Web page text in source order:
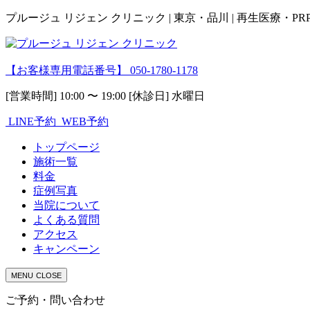
プルージュ リジェン クリニック | 東京・品川 | 再生医療・
【お客様専用電話番号】 050-1780-1178
[営業時間] 10:00 〜 19:00 [休診日] 水曜日
LINE予約 WEB予約
トップページ
施術一覧
料金
症例写真
当院について
よくある質問
アクセス
キャンペーン
MENU CLOSE
ご予約・問い合わせ